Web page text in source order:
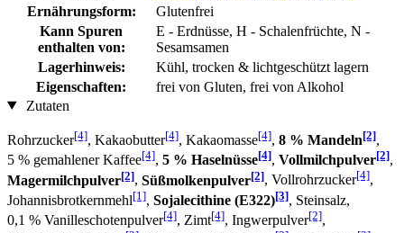
Ernährungsform:
Glutenfrei
Kann Spuren
enthalten von:
E - Erdnüsse, H - Schalenfrüchte, N -
Sesamsamen
Lagerhinweis:
Kühl, trocken & lichtgeschützt lagern
Eigenschaften:
frei von Gluten, frei von Alkohol
Zutaten
Rohrzucker[4], Kakaobutter[4], Kakaomasse[4], 8 % Mandeln[2],
5 % gemahlener Kaffee[4], 5 % Haselnüsse[4], Vollmilchpulver[2],
Magermilchpulver[2], Süßmolkenpulver[2], Vollrohrzucker[4],
Johannisbrotkernmehl[1], Sojalecithine (E322)[3], Steinsalz,
0,1 % Vanilleschotenpulver[4], Zimt[4], Ingwerpulver[2],